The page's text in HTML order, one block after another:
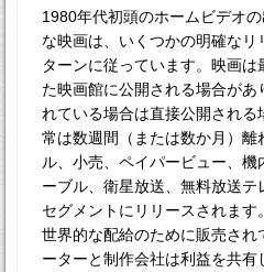
1980年代初頭のホームビデオ
な映画は、いくつかの明確な
ターンに従っています。映画
た映画館に公開される場合があ
れている場合は直接公開される
常は数週間（または数か月）離
ル、小売、ペイパービュー、
ーブル、衛星放送、無料放送
セグメントにリリースされます
世界的な配給のために販売され
ーターと制作会社は利益を共有